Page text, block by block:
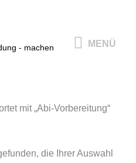
- machen
MENÜ
mit „Abi-Vorbereitung“
die Ihrer Auswahl